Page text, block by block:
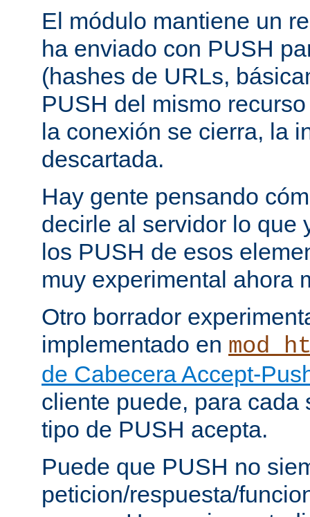
El módulo mantiene un
ha enviado con PUSH
(hashes de URLs,
PUSH del mismo
la conexión se cierra, la
descartada.
Hay gente pensando
decirle al servidor lo que
los PUSH de esos
muy experimental ahora
Otro borrador
implementado en
de Cabecera Accept-
cliente puede, para cada
tipo de PUSH acepta.
Puede que PUSH no
peticion/respuesta/